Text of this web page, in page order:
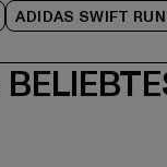
ADIDAS SWIFT RUN